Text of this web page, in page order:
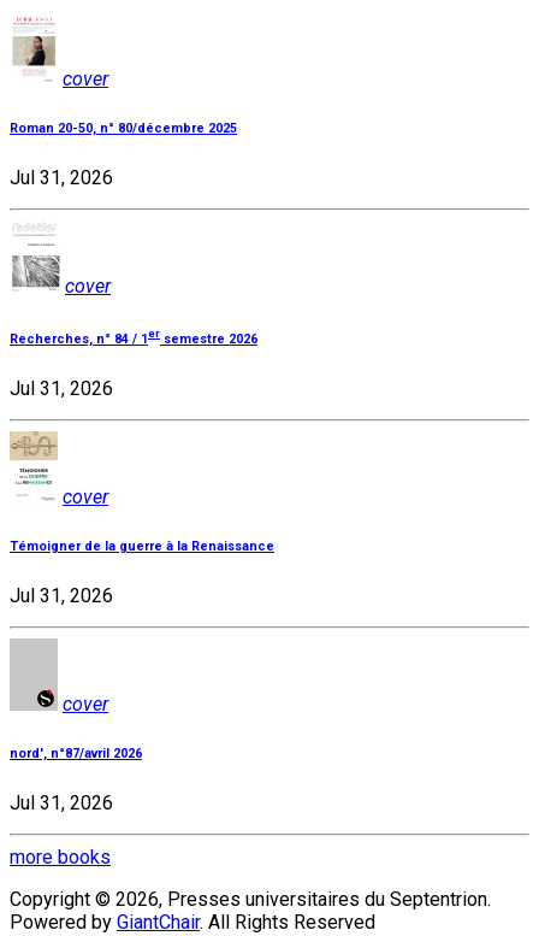
cover
Roman 20-50, n° 80/décembre 2025
Jul 31, 2026
cover
Recherches, n° 84 / 1er semestre 2026
Jul 31, 2026
cover
Témoigner de la guerre à la Renaissance
Jul 31, 2026
cover
nord', n°87/avril 2026
Jul 31, 2026
more books
Copyright © 2026, Presses universitaires du Septentrion.
Powered by GiantChair. All Rights Reserved